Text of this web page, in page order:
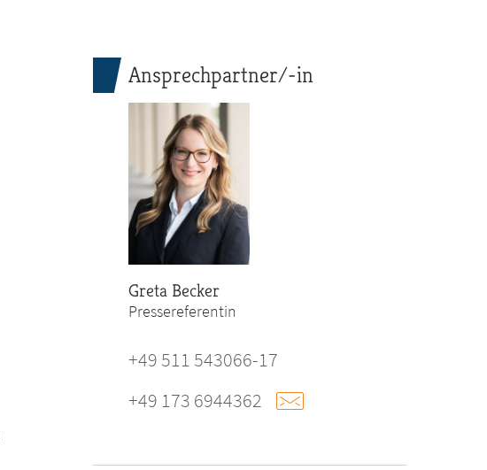
Ansprechpartner/-in
Greta Becker
Pressereferentin
+49 511 543066-17
+49 173 6944362